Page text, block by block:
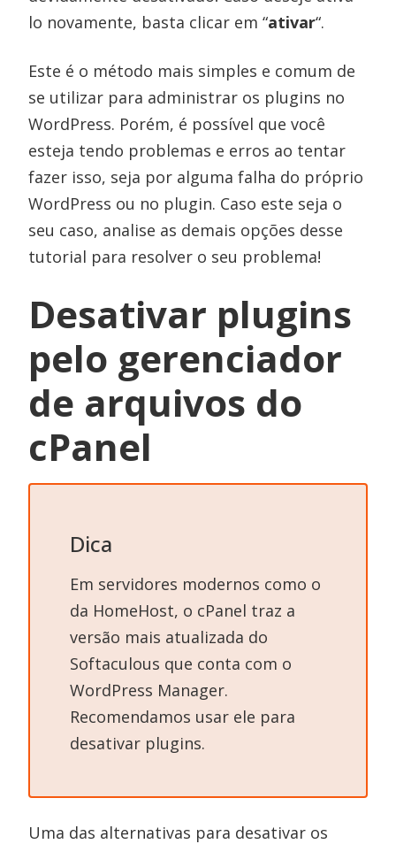
lo novamente, basta clicar em “ativar“.
Este é o método mais simples e comum de
se utilizar para administrar os plugins no
WordPress. Porém, é possível que você
esteja tendo problemas e erros ao tentar
fazer isso, seja por alguma falha do próprio
WordPress ou no plugin. Caso este seja o
seu caso, analise as demais opções desse
tutorial para resolver o seu problema!
Desativar plugins
pelo gerenciador
de arquivos do
cPanel
Dica
Em servidores modernos como o
da HomeHost, o cPanel traz a
versão mais atualizada do
Softaculous que conta com o
WordPress Manager.
Recomendamos usar ele para
desativar plugins.
Uma das alternativas para desativar os